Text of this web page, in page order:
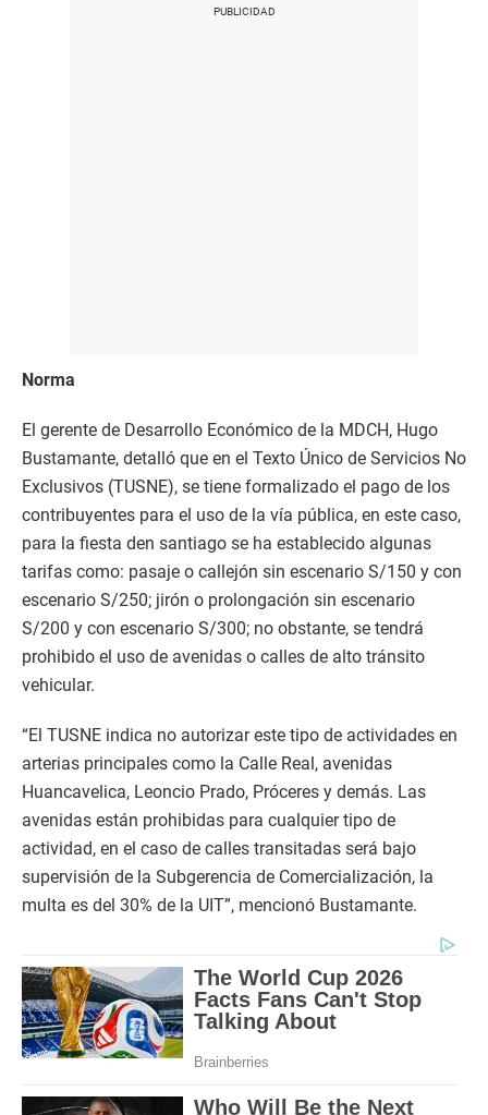
Norma
El gerente de Desarrollo Económico de la MDCH, Hugo
Bustamante, detalló que en el Texto Único de Servicios No
Exclusivos (TUSNE), se tiene formalizado el pago de los
contribuyentes para el uso de la vía pública, en este caso,
para la fiesta den santiago se ha establecido algunas
tarifas como: pasaje o callejón sin escenario S/150 y con
escenario S/250; jirón o prolongación sin escenario
S/200 y con escenario S/300; no obstante, se tendrá
prohibido el uso de avenidas o calles de alto tránsito
vehicular.
“El TUSNE indica no autorizar este tipo de actividades en
arterias principales como la Calle Real, avenidas
Huancavelica, Leoncio Prado, Próceres y demás. Las
avenidas están prohibidas para cualquier tipo de
actividad, en el caso de calles transitadas será bajo
supervisión de la Subgerencia de Comercialización, la
multa es del 30% de la UIT”, mencionó Bustamante.